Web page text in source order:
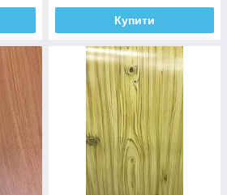
Купити